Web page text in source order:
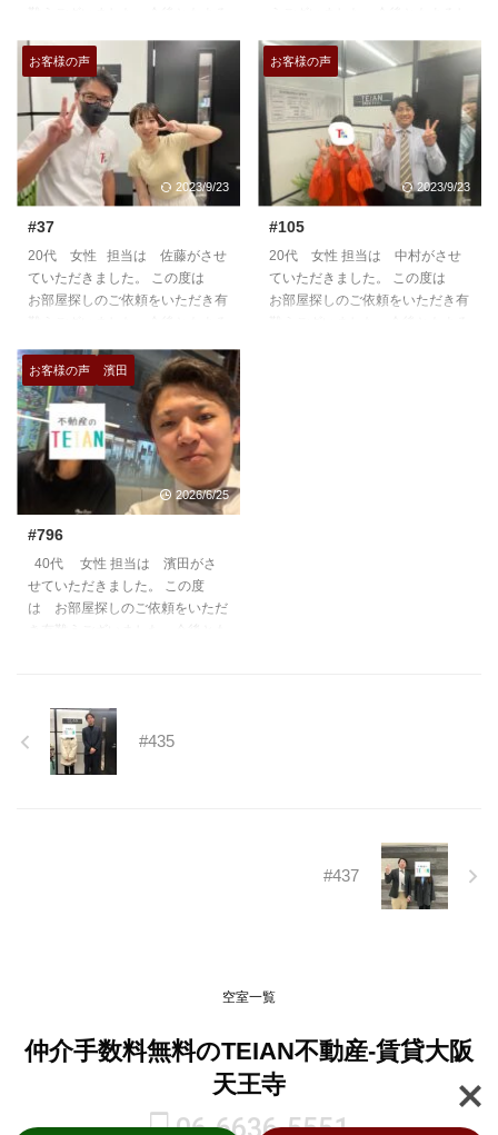
https://teian-enh.com/staff011/
https://teian-enh.com/staff008/
お客様の声
2023/9/23
#37
20代 女性 担当は 佐藤がさせ
ていただきました。 この度は
お部屋探しのご依頼をいただき有
https://teian-enh.com/staff005/
お客様の声
2023/9/23
#105
20代 女性 担当は 中村がさせ
ていただきました。 この度は
お部屋探しのご依頼をいただき有
お客様の声 濱田
2026/6/25
#796
40代 女性 担当は 濱田がさ
せていただきました。 この度
は お部屋探しのご依頼をいただ
#435
#437
空室一覧
仲介手数料無料のTEIAN不動産-賃貸大阪
天王寺